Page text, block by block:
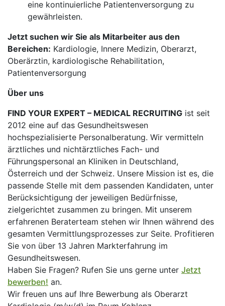
eine kontinuierliche Patientenversorgung zu
gewährleisten.
Jetzt suchen wir Sie als Mitarbeiter aus den
Bereichen: Kardiologie, Innere Medizin, Oberarzt,
Oberärztin, kardiologische Rehabilitation,
Patientenversorgung
Über uns
FIND YOUR EXPERT – MEDICAL RECRUITING ist seit
2012 eine auf das Gesundheitswesen
hochspezialisierte Personalberatung. Wir vermitteln
ärztliches und nichtärztliches Fach- und
Führungspersonal an Kliniken in Deutschland,
Österreich und der Schweiz. Unsere Mission ist es, die
passende Stelle mit dem passenden Kandidaten, unter
Berücksichtigung der jeweiligen Bedürfnisse,
zielgerichtet zusammen zu bringen. Mit unserem
erfahrenen Beraterteam stehen wir Ihnen während des
gesamten Vermittlungsprozesses zur Seite. Profitieren
Sie von über 13 Jahren Markterfahrung im
Gesundheitswesen.
Haben Sie Fragen? Rufen Sie uns gerne unter Jetzt
bewerben! an.
Wir freuen uns auf Ihre Bewerbung als Oberarzt